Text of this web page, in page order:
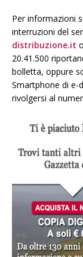
Per informazioni
interruzioni del
distribuzione.it
20.41.500
bolletta, oppure
Smartphone di e-
rivolgersi al